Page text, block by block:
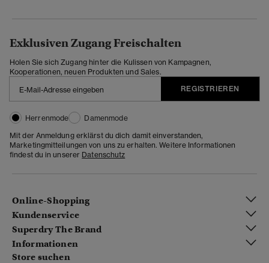
Exklusiven Zugang Freischalten
Holen Sie sich Zugang hinter die Kulissen von Kampagnen,
Kooperationen, neuen Produkten und Sales.
REGISTRIEREN
Herrenmode
Damenmode
Mit der Anmeldung erklärst du dich damit einverstanden,
Marketingmitteilungen von uns zu erhalten. Weitere Informationen
findest du in unserer Datenschutz
Online-Shopping
Kundenservice
Superdry The Brand
Informationen
Store suchen